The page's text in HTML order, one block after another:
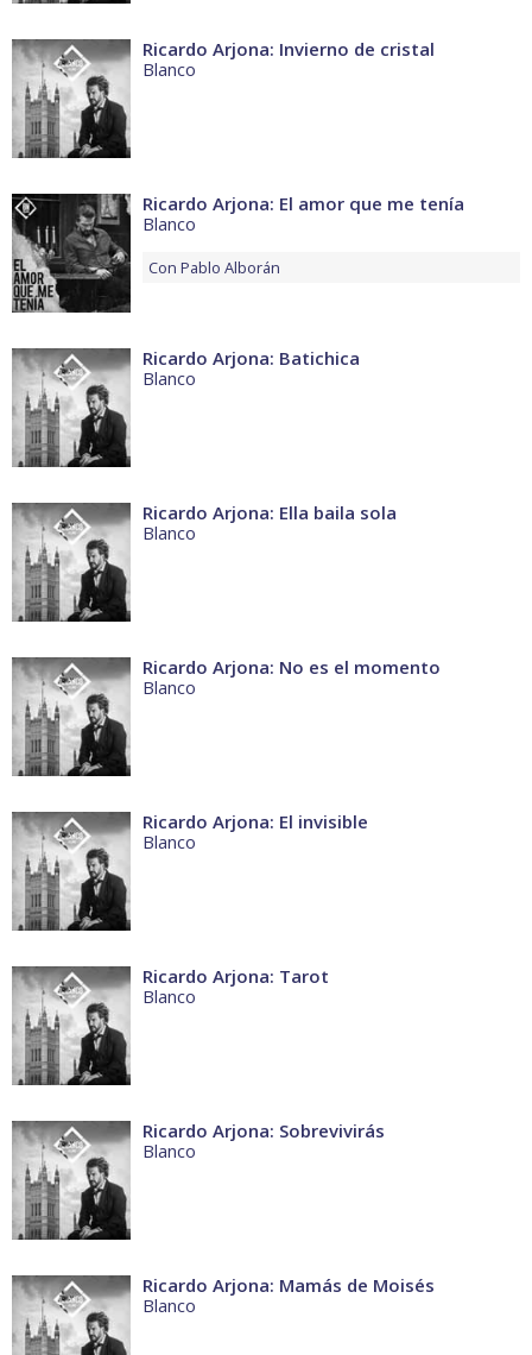
Ricardo Arjona: Invierno de cristal
Blanco
Ricardo Arjona: El amor que me tenía
Blanco
Con Pablo Alborán
Ricardo Arjona: Batichica
Blanco
Ricardo Arjona: Ella baila sola
Blanco
Ricardo Arjona: No es el momento
Blanco
Ricardo Arjona: El invisible
Blanco
Ricardo Arjona: Tarot
Blanco
Ricardo Arjona: Sobrevivirás
Blanco
Ricardo Arjona: Mamás de Moisés
Blanco